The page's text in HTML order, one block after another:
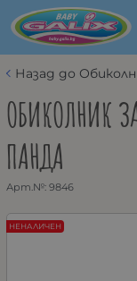
Назад до
ОБИКОЛНИК
ПАНДА
Арт.№: 9846
НЕНАЛИЧЕН